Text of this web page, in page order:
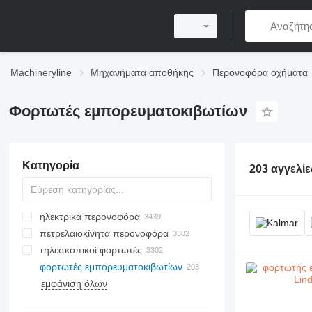
Machineryline Μηχανήματα αποθήκης Περονοφόρα οχήματα
Φορτωτές εμπορευματοκιβωτίων
Κατηγορία
ηλεκτρικά περονοφόρα
πετρελαιοκίνητα περονοφόρα
τηλεσκοπικοί φορτωτές
φορτωτές εμπορευματοκιβωτίων
εμφάνιση όλων
203